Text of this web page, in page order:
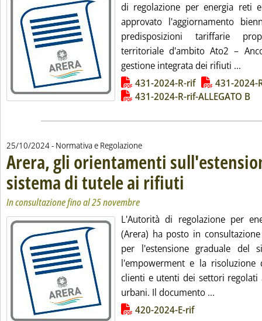
di regolazione per energia reti
approvato l'aggiornamento
predisposizioni tariffarie
territoriale d'ambito Ato2 –
gestione integrata dei rifiuti ...
Lista allegati PDF alla notizia
431-2024-R-rif
431-2024-
431-2024-R-rif-ALLEGATO B
25/10/2024- Normativa e Regolazione
Arera, gli orientamenti
sistema di tutele ai rifiuti
In consultazione fino al 25 novembre
L'Autorità di regolazione per
(Arera) ha posto in
per l'estensione graduale del
l'empowerment e la risoluzione
clienti e utenti dei settori
urbani. Il documento ...
Lista allegati PDF alla notizia
420-2024-E-rif